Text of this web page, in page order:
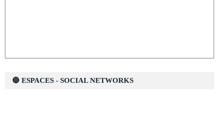
🔵 ESPACES - SOCIAL NETWORKS